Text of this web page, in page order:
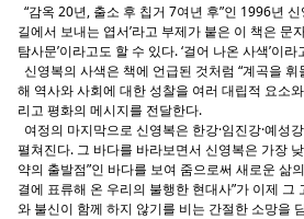
“감옥 20년, 출소 후 칩거 7여년 후”인 1996년
길에서 보내는 엽서’라고 부제가 붙은 이 책은 문
탐사문’이라고도 할 수 있다. ‘걸어 나온 사색’이라
신영복의 사색은 책에 언급된 것처럼 “계곡을
해 역사와 사회에 대한 성찰을 여러 대립적 요소
리고 평화의 메시지를 전달한다.
여정의 마지막으로 신영복은 한강·임진강·예성
펼쳐진다. 그 바다를 바라보면서 신영복은 가장
약의 출발점”인 바다를 보여 줌으로써 새로운 삶
결에 표류해 온 우리의 불행한 현대사”가 이제
와 불신이 함께 하지 않기를 비는 간절한 소망을